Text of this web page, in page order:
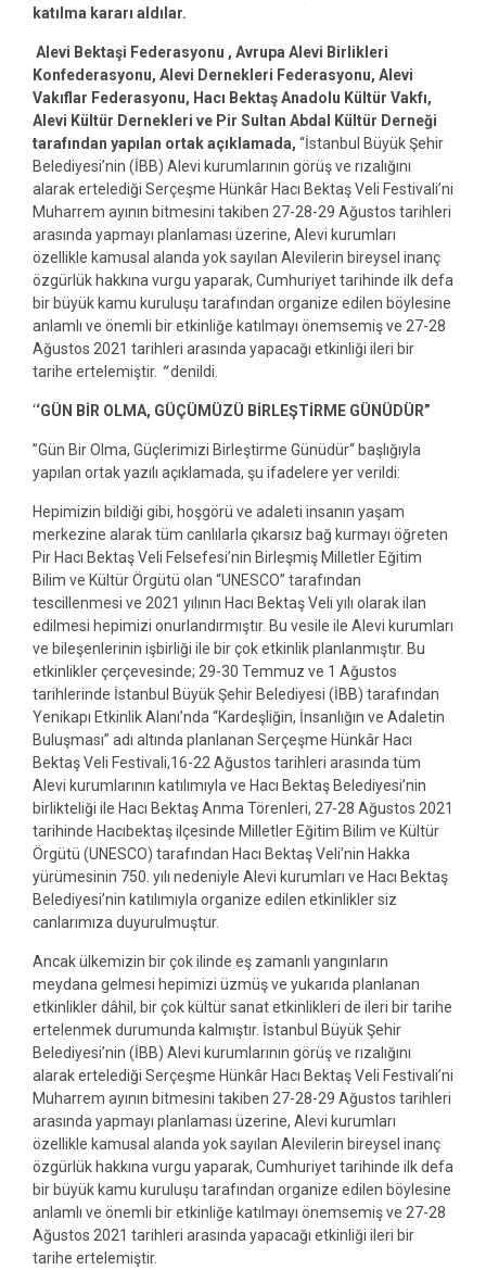
katılma kararı aldılar.
Alevi Bektaşi Federasyonu , Avrupa Alevi Birlikleri
Konfederasyonu, Alevi Dernekleri Federasyonu, Alevi
Vakıflar Federasyonu, Hacı Bektaş Anadolu Kültür Vakfı,
Alevi Kültür Dernekleri ve Pir Sultan Abdal Kültür Derneği
tarafından yapılan ortak açıklamada, ‘‘İstanbul Büyük Şehir
Belediyesi’nin (İBB) Alevi kurumlarının görüş ve rızalığını
alarak ertelediği Serçeşme Hünkâr Hacı Bektaş Veli Festivali’ni
Muharrem ayının bitmesini takiben 27-28-29 Ağustos tarihleri
arasında yapmayı planlaması üzerine, Alevi kurumları
özellikle kamusal alanda yok sayılan Alevilerin bireysel inanç
özgürlük hakkına vurgu yaparak, Cumhuriyet tarihinde ilk defa
bir büyük kamu kuruluşu tarafından organize edilen böylesine
anlamlı ve önemli bir etkinliğe katılmayı önemsemiş ve 27-28
Ağustos 2021 tarihleri arasında yapacağı etkinliği ileri bir
tarihe ertelemiştir. ”denildi.
‘‘GÜN BİR OLMA, GÜÇÜMÜZÜ BİRLEŞTİRME GÜNÜDÜR”
”Gün Bir Olma, Güçlerimizi Birleştirme Günüdür‘‘ başlığıyla
yapılan ortak yazılı açıklamada, şu ifadelere yer verildi:
Hepimizin bildiği gibi, hoşgörü ve adaleti insanın yaşam
merkezine alarak tüm canlılarla çıkarsız bağ kurmayı öğreten
Pir Hacı Bektaş Veli Felsefesi’nin Birleşmiş Milletler Eğitim
Bilim ve Kültür Örgütü olan “UNESCO” tarafından
tescillenmesi ve 2021 yılının Hacı Bektaş Veli yılı olarak ilan
edilmesi hepimizi onurlandırmıştır. Bu vesile ile Alevi kurumları
ve bileşenlerinin işbirliği ile bir çok etkinlik planlanmıştır. Bu
etkinlikler çerçevesinde; 29-30 Temmuz ve 1 Ağustos
tarihlerinde İstanbul Büyük Şehir Belediyesi (İBB) tarafından
Yenikapı Etkinlik Alanı’nda “Kardeşliğin, İnsanlığın ve Adaletin
Buluşması” adı altında planlanan Serçeşme Hünkâr Hacı
Bektaş Veli Festivali,16-22 Ağustos tarihleri arasında tüm
Alevi kurumlarının katılımıyla ve Hacı Bektaş Belediyesi’nin
birlikteliği ile Hacı Bektaş Anma Törenleri, 27-28 Ağustos 2021
tarihinde Hacıbektaş ilçesinde Milletler Eğitim Bilim ve Kültür
Örgütü (UNESCO) tarafından Hacı Bektaş Veli’nin Hakka
yürümesinin 750. yılı nedeniyle Alevi kurumları ve Hacı Bektaş
Belediyesi’nin katılımıyla organize edilen etkinlikler siz
canlarımıza duyurulmuştur.
Ancak ülkemizin bir çok ilinde eş zamanlı yangınların
meydana gelmesi hepimizi üzmüş ve yukarıda planlanan
etkinlikler dâhil, bir çok kültür sanat etkinlikleri de ileri bir tarihe
ertelenmek durumunda kalmıştır. İstanbul Büyük Şehir
Belediyesi’nin (İBB) Alevi kurumlarının görüş ve rızalığını
alarak ertelediği Serçeşme Hünkâr Hacı Bektaş Veli Festivali’ni
Muharrem ayının bitmesini takiben 27-28-29 Ağustos tarihleri
arasında yapmayı planlaması üzerine, Alevi kurumları
özellikle kamusal alanda yok sayılan Alevilerin bireysel inanç
özgürlük hakkına vurgu yaparak, Cumhuriyet tarihinde ilk defa
bir büyük kamu kuruluşu tarafından organize edilen böylesine
anlamlı ve önemli bir etkinliğe katılmayı önemsemiş ve 27-28
Ağustos 2021 tarihleri arasında yapacağı etkinliği ileri bir
tarihe ertelemiştir.